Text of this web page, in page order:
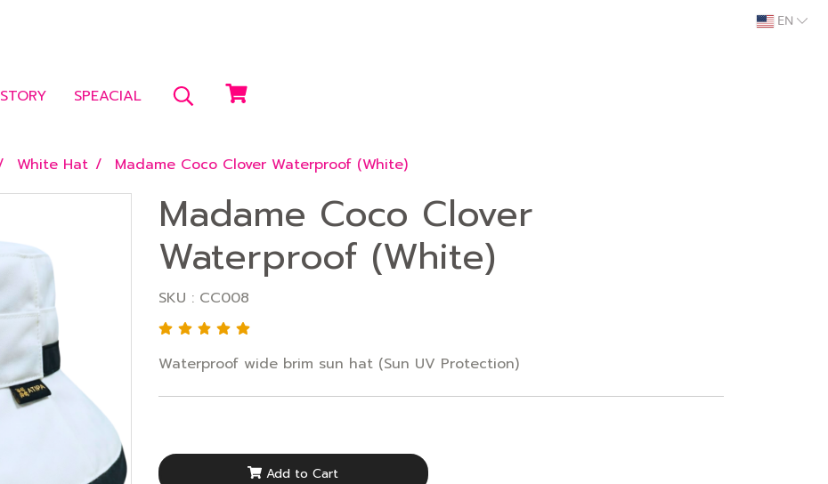
EN
STORY SPEACIAL
White Hat Madame Coco Clover Waterproof (White)
Madame Coco Clover
Waterproof (White)
SKU : CC008
Waterproof wide brim sun hat (Sun UV Protection)
Add to Cart